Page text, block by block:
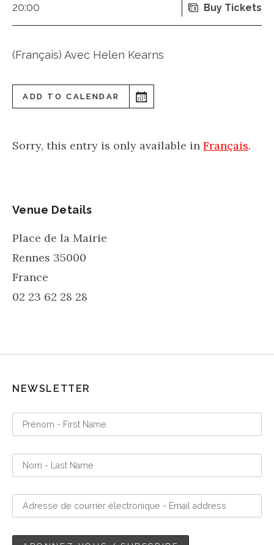
20:00 Buy Tickets
(Français) Avec Helen Kearns
ADD TO CALENDAR
Sorry, this entry is only available in Français.
Venue Details
Place de la Mairie
Rennes 35000
France
02 23 62 28 28
NEWSLETTER